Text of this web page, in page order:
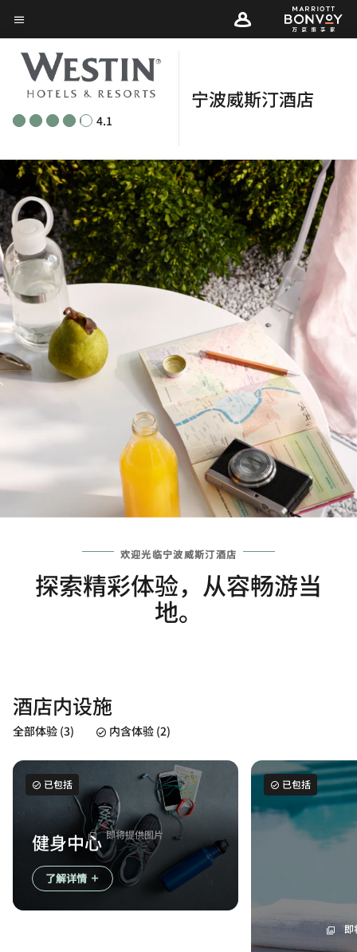
Skip
to
main
content
菜单文本
4.1
宁波威斯汀酒店
欢迎光临宁波威斯汀酒店
探索精彩体验，从容畅游当
地。
酒店内设施
全部体验 (3) 内含体验 (2)
即将提供图片
已包括
健身中心
了解详情
即
已包括